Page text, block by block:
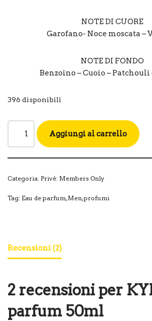
NOTE DI CUORE
Garofano- Noce moscata –
NOTE DI FONDO
Benzoino – Cuoio –
396 disponibili
Aggiungi al carrello
Categoria: Privé: Members Only
Tag: Eau de parfum,Men,profumi
Recensioni (2)
2 recensioni per
parfum 50ml